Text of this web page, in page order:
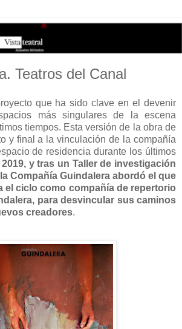
Teatros del Canal
que ha sido clave en el devenir
más singulares de la escena
tiempos. Esta versión de la obra de
y final a la vinculación de la compañía
de residencia durante los últimos
2019, y tras un Taller de investigación
Compañía Guindalera abordó el que
el ciclo como compañía de repertorio
para desvincular sus caminos
creadores.